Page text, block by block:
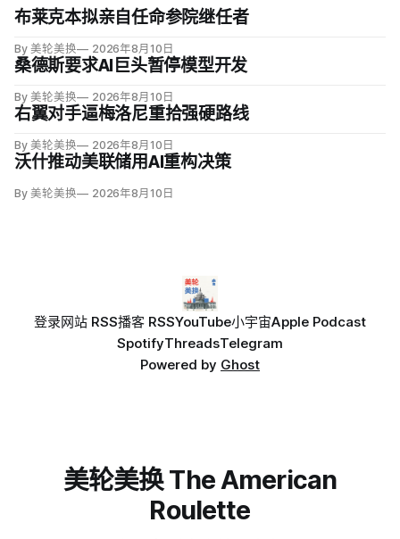
布莱克本拟亲自任命参院继任者
By 美轮美换 2026年8月10日
桑德斯要求AI巨头暂停模型开发
By 美轮美换 2026年8月10日
右翼对手逼梅洛尼重拾强硬路线
By 美轮美换 2026年8月10日
沃什推动美联储用AI重构决策
By 美轮美换 2026年8月10日
登录网站 RSS播客 RSSYouTube小宇宙Apple Podcast
SpotifyThreadsTelegram
Powered by Ghost
美轮美换 The American
Roulette